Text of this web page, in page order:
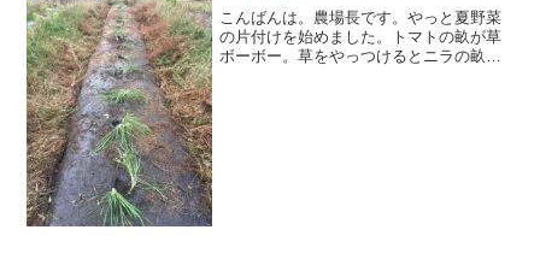
こんばんは。農場長です。やっと夏野菜
の片付けを始めました。トマトの畝が草
ボーボー。草をやっつけるとニラの畝に